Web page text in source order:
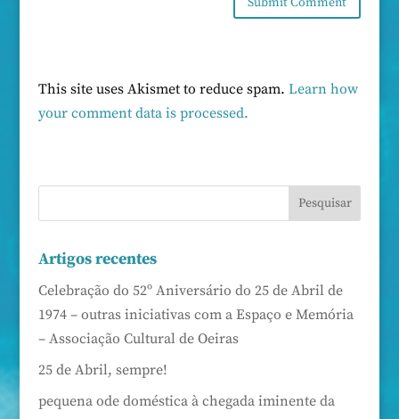
This site uses Akismet to reduce spam. Learn how
your comment data is processed.
Artigos recentes
Celebração do 52º Aniversário do 25 de Abril de
1974 – outras iniciativas com a Espaço e Memória
– Associação Cultural de Oeiras
25 de Abril, sempre!
pequena ode doméstica à chegada iminente da